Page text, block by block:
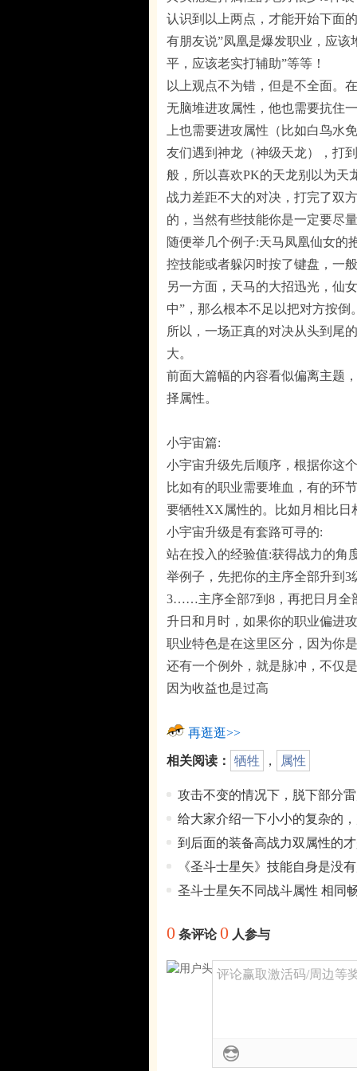
认识到以上两点，才能开始下面
有朋友说”凤凰是爆发职业，应
平，应该老实打辅助”等等！
以上观点不为错，但是不全面。
无脑堆进攻属性，他也需要抗住
上也需要进攻属性（比如白鸟水
友们遇到神龙（神级天龙），打
般，所以喜欢PK的天龙别以为
战力差距不大的对决，打完了双
的，当然有些技能你是一定要尽
随便举几个例子:天马凤凰仙女的
控技能或者躲闪时按了键盘，一
另一方面，天马的大招迅光，仙
中”，那么根本不足以把对方按倒
所以，一场正真的对决从头到尾
大。
前面大篇幅的内容看似偏离主题
择属性。
小宇宙篇:
小宇宙升级先后顺序，根据你这
比如有的职业需要堆血，有的环
要牺牲XX属性的。比如月相比日
小宇宙升级是有套路可寻的:
站在投入的经验值:获得战力的角
举例子，先把你的主序全部升到
3……主序全部7到8，再把日月全
升日和月时，如果你的职业偏进
职业特色是在这里区分，因为你
还有一个例外，就是脉冲，不仅
因为收益也是过高
再逛逛>>
相关阅读： 牺牲 ， 属性
攻击不变的情况下，脱下部分
给大家介绍一下小小的复杂的
到后面的装备高战力双属性的
《圣斗士星矢》技能自身是没
圣斗士星矢不同战斗属性 相同
0 条评论0 人参与
评论赢取激活码/周边等